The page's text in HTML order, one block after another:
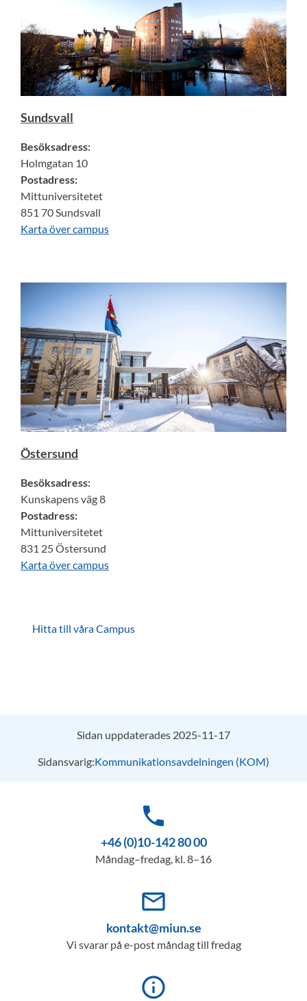
Sundsvall
Besöksadress:
Holmgatan 10
Postadress:
Mittuniversitetet
851 70 Sundsvall
Karta över campus
Östersund
Besöksadress:
Kunskapens väg 8
Postadress:
Mittuniversitetet
831 25 Östersund
Karta över campus
Hitta till våra Campus
Sidan uppdaterades 2025-11-17
Sidansvarig:Kommunikationsavdelningen (KOM)
phone
+46 (0)10-142 80 00
Måndag–fredag, kl. 8–16
mail_outline
kontakt@miun.se
Vi svarar på e-post måndag till fredag
info_outline